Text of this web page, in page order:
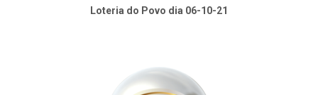
Loteria do Povo dia 06-10-21